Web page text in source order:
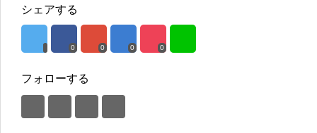
シェアする
0 0 0 0
フォローする